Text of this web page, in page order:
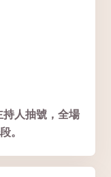
人抽號，全場
。